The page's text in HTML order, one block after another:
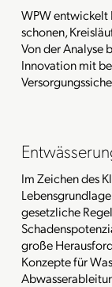
WPW entwickelt
schonen,
Von der Analyse
Innovation mit
Im Zeichen des
gesetzliche
große
Konzepte für